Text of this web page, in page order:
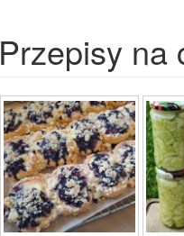
Przepisy na